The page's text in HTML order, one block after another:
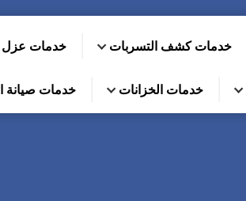
خدمات كشف التسربات خدمات عزل
خدمات الخزانات خدمات صيانة